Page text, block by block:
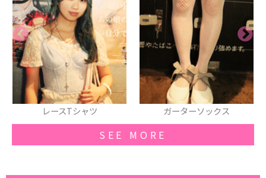
ガーターソックス 羽織
SEE MORE